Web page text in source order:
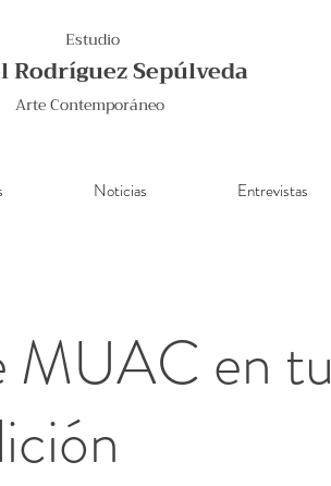
Estudio
Rodríguez Sepúlveda
Arte Contemporáneo
Noticias Entrevistas
MUAC en tu